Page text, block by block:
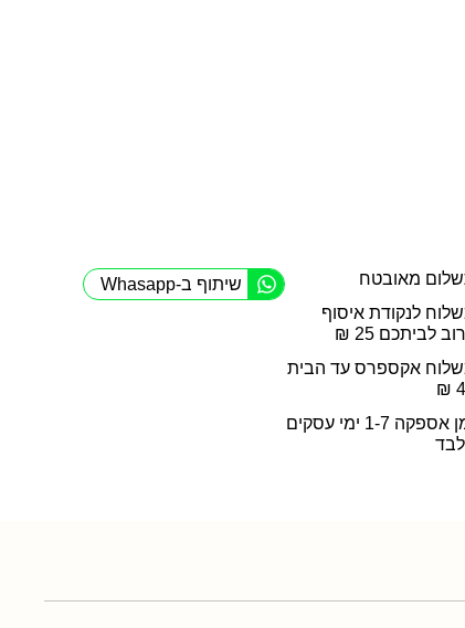
מאובטח
לנקודת איסוף
לביתכם 25 ₪
אקספרס עד הבית
זמן אספקה 1-7 ימי עסקים
שיתוף ב-Whasapp